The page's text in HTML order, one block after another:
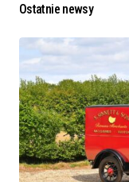
Ostatnie newsy